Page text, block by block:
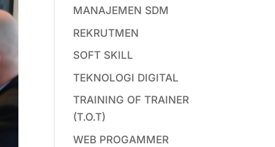
MANAJEMEN SDM
REKRUTMEN
SOFT SKILL
TEKNOLOGI DIGITAL
TRAINING OF TRAINER
(T.O.T)
WEB PROGAMMER